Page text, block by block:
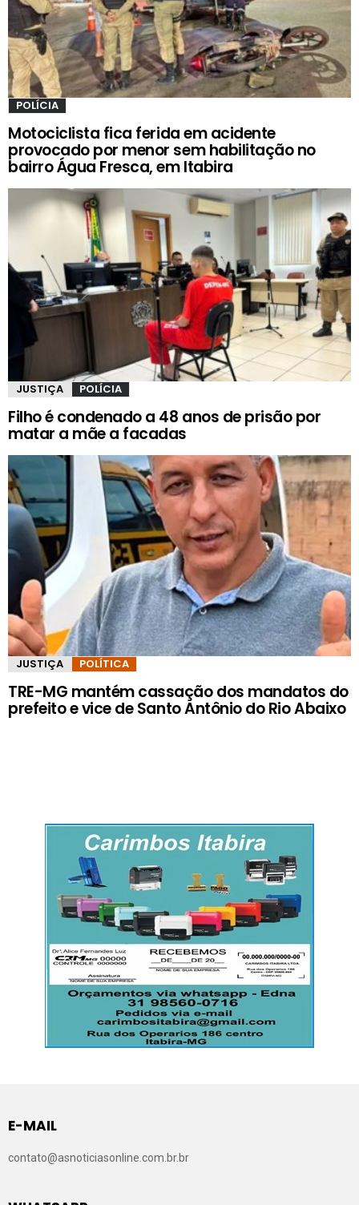
POLÍCIA
Motociclista fica ferida em acidente
provocado por menor sem habilitação no
bairro Água Fresca, em Itabira
JUSTIÇA POLÍCIA
Filho é condenado a 48 anos de prisão por
matar a mãe a facadas
JUSTIÇA POLÍTICA
TRE-MG mantém cassação dos mandatos do
prefeito e vice de Santo Antônio do Rio Abaixo
E-MAIL
contato@asnoticiasonline.com.br.br